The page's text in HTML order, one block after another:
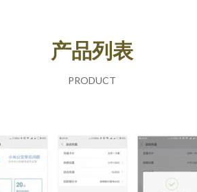
产品列表
PRODUCT